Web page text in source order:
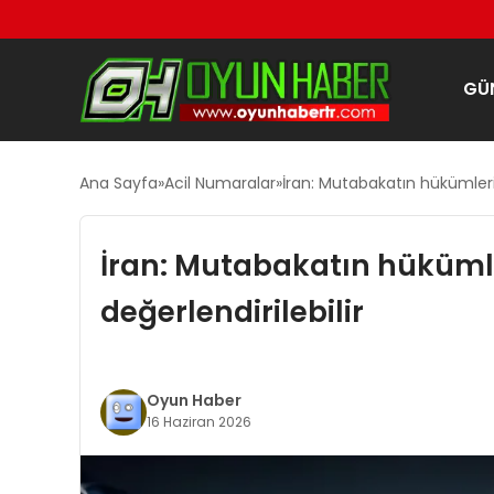
Ana Sayfa Acil Numaralar İran: Mutabakatın
İran: Mutabakatın
değerlendirilebilir
Oyun Haber
16 Haziran 2026